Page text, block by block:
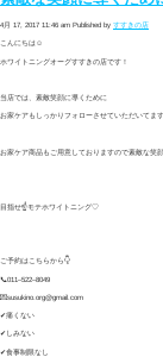
4月 17, 2017 11:46 am Published by すすきの店
こんにちは☺️
ホワイトニングオーグすすきの店です！
当店では、素敵笑顔に導くために
お家ケアもしっかりフォローさせていただいてま
お家ケア商品もご用意しておりますので素敵な笑
目指せ☝️モテホワイトニング♡
ご予約はこちらから👇
📞011–522–8049
💌susukino.org@gmail.com
✔︎痛くない
✔︎しみない
✔︎食事制限なし